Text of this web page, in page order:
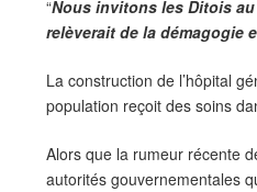
“Nous invitons les Ditois
relèverait de la démagogie
La construction de l’hôpital
population reçoit des soins
Alors que la rumeur récente
autorités gouvernementales